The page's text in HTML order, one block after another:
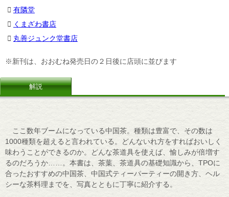
有隣堂
くまざわ書店
丸善ジュンク堂書店
※新刊は、おおむね発売日の２日後に店頭に並びます
解説
ここ数年ブームになっている中国茶。種類は豊富で、その数は
1000種類を超えると言われている。どんないれ方をすればおいしく
味わうことができるのか。どんな茶道具を使えば、愉しみが倍増す
るのだろうか……。本書は、茶葉、茶道具の基礎知識から、TPOに
合ったおすすめの中国茶、中国式ティーパーティーの開き方、ヘル
シーな茶料理までを、写真とともに丁寧に紹介する。